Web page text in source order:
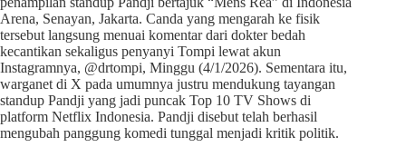
Arena, Senayan, Jakarta. Canda yang mengarah ke fisik
tersebut langsung menuai komentar dari dokter bedah
kecantikan sekaligus penyanyi Tompi lewat akun
Instagramnya, @drtompi, Minggu (4/1/2026). Sementara itu,
warganet di X pada umumnya justru mendukung tayangan
standup Pandji yang jadi puncak Top 10 TV Shows di
platform Netflix Indonesia. Pandji disebut telah berhasil
mengubah panggung komedi tunggal menjadi kritik politik.